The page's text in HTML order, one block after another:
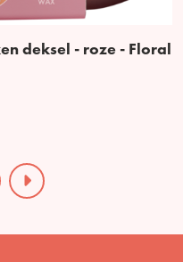
deksel - roze - Floral